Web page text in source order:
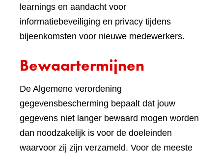
learnings en aandacht voor
informatiebeveiliging en privacy tijdens
bijeenkomsten voor nieuwe medewerkers.
Bewaartermijnen
De Algemene verordening
gegevensbescherming bepaalt dat jouw
gegevens niet langer bewaard mogen worden
dan noodzakelijk is voor de doeleinden
waarvoor zij zijn verzameld. Voor de meeste